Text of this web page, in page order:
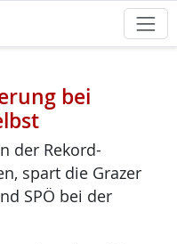
bei
der Rekord-
spart die Grazer
SPÖ bei der